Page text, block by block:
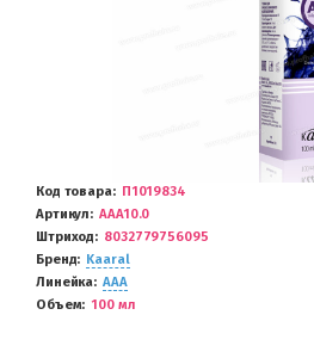
Код товара
П1019834
Артикул
AAA10.0
Штриход
8032779756095
Бренд
Kaaral
Линейка
AAA
Объем
100 мл